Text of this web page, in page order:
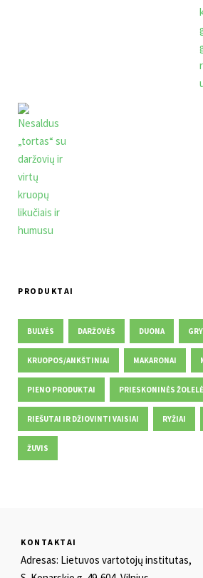
PRODUKTAI
BULVĖS DARŽOVĖS DUONA
KRUOPOS/ANKŠTINIAI MAKARONAI
PIENO PRODUKTAI PRIESKONINĖS
RIEŠUTAI IR DŽIOVINTI VAISIAI RYŽIAI
ŽUVIS
KONTAKTAI
Adresas: Lietuvos vartotojų institutas,